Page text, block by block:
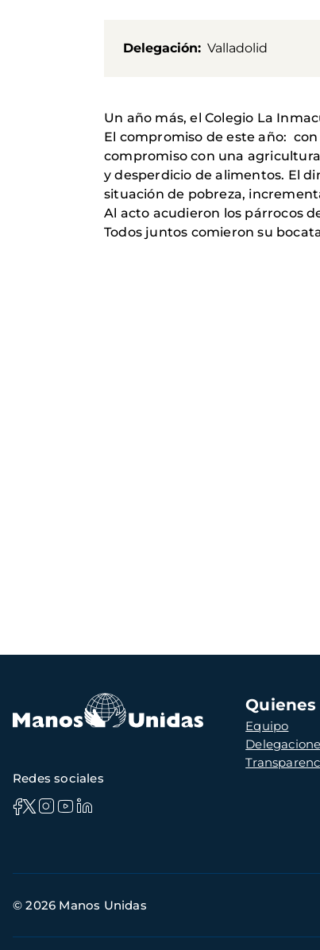
Delegación Valladolid
Un año más, el Colegio La
El compromiso de este año:
compromiso con una
y desperdicio de alimentos. El
situación de pobreza,
Al acto acudieron los párrocos
Todos juntos comieron su
Navegación
principal
Equipo
Redes sociales
de
© 2026 Manos Unidas